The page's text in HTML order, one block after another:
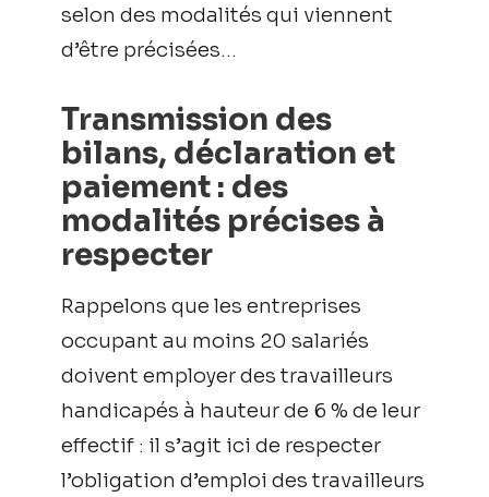
selon des modalités qui viennent
d’être précisées…
Transmission des
bilans, déclaration et
paiement : des
modalités précises à
respecter
Rappelons que les entreprises
occupant au moins 20 salariés
doivent employer des travailleurs
handicapés à hauteur de 6 % de leur
effectif : il s’agit ici de respecter
l’obligation d’emploi des travailleurs